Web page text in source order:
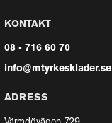
KONTAKT
08 - 716 60 70
info@mtyrkesklader.se
ADRESS